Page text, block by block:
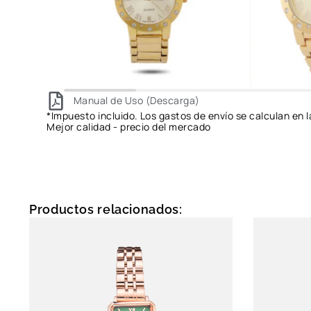
Manual de Uso (Descarga)
*Impuesto incluido. Los gastos de envío se calculan en
Mejor calidad - precio del mercado
Productos relacionados: